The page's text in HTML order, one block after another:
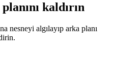
kaldırın
nesneyi algılayıp arka planı